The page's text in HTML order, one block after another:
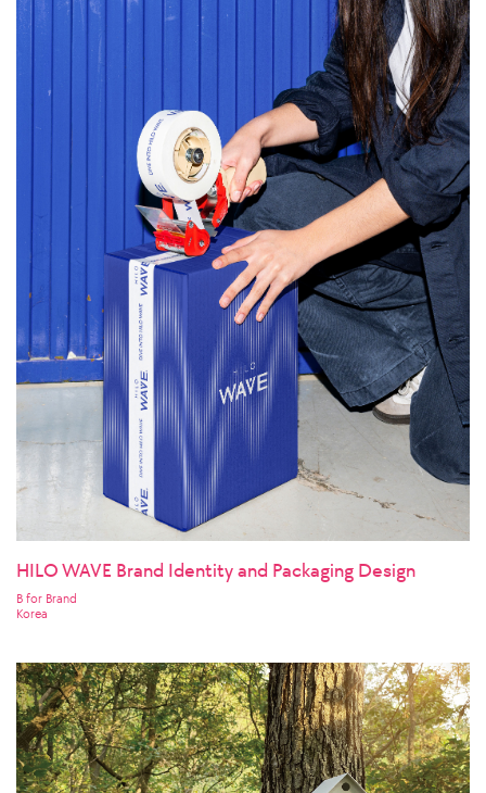
HILO WAVE Brand Identity and Packaging Design
B for Brand
Korea